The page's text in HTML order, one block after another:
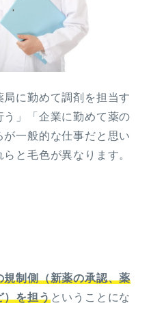
に勤めて調剤を担当す
」「企業に勤めて薬の
一般的な仕事だと思い
と毛色が異なります。
制側（新薬の承認、薬
）を担うということにな